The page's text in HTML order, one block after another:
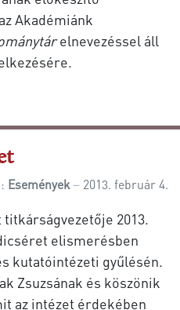
Akadémiánk
elnevezéssel áll
Események 2013. február 4.
2013.
elismerésben
kutatóintézeti gyűlésén.
Zsuzsának és köszönik
az intézet érdekében